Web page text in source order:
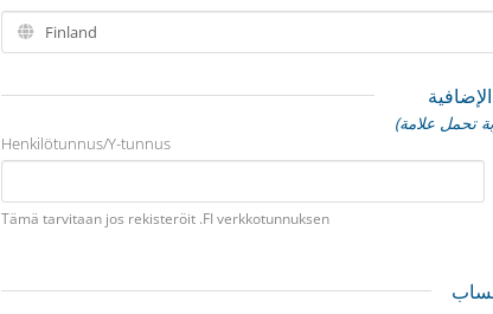
Henkilötunnus/Y-tunnus
Tämä tarvitaan jos rekisteröit .FI verkkotunnuksen